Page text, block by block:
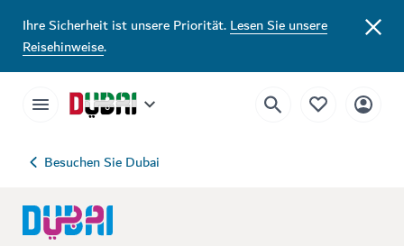
Ihre Sicherheit ist unsere Priorität.Lesen Sie unsere
Reisehinweise.
Besuchen Sie Dubai